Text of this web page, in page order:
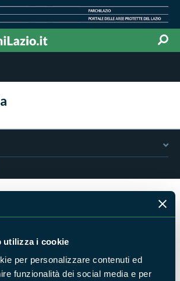
utilizza i cookie
per personalizzare contenuti ed
funzionalità dei social media e per